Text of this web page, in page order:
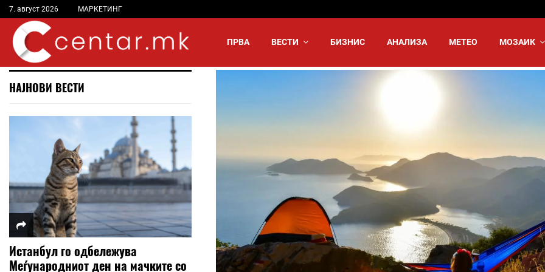
7. август 2026 МАРКЕТИНГ
ПРВА ВЕСТИ БИЗНИС АНАЛИЗА МЕТЕО МОЗАИК
НАЈНОВИ ВЕСТИ
Истанбул го одбележува
Меѓународниот ден на мачките со